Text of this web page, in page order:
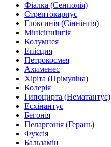
Фіалка (Сенполія)
Стрептокарпус
Глоксинія (Сіннінгія)
Мінісіннінгія
Колумнея
Епісция
Петрокосмея
Ахименес
Хіріта (Прімуліна)
Колерія
Гипоцирта (Нематантус)
Есхінантус
Бегонія
Пеларгонія (Герань)
Фуксія
Бальзамін